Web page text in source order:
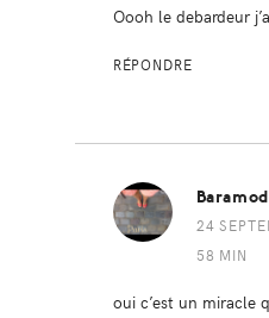
Oooh le debardeur
RÉPONDRE
24
58 MIN
oui c’est un miracle